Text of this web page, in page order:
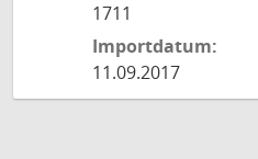
1711
Importdatum:
11.09.2017